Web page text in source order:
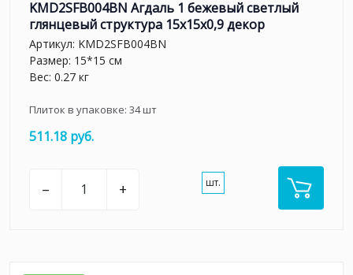
KMD2SFB004BN Агдаль 1 бежевый светлый
глянцевый структура 15x15x0,9 декор
Артикул: KMD2SFB004BN
Размер: 15*15 см
Вес: 0.27 кг
Плиток в упаковке: 34шт
511.18 руб.
– + шт.